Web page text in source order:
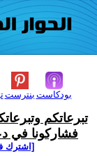
بنترست بودكاست
تبرعاتكم
فشاركونا في
[اشترك